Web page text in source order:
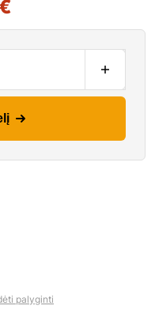
€
palyginti